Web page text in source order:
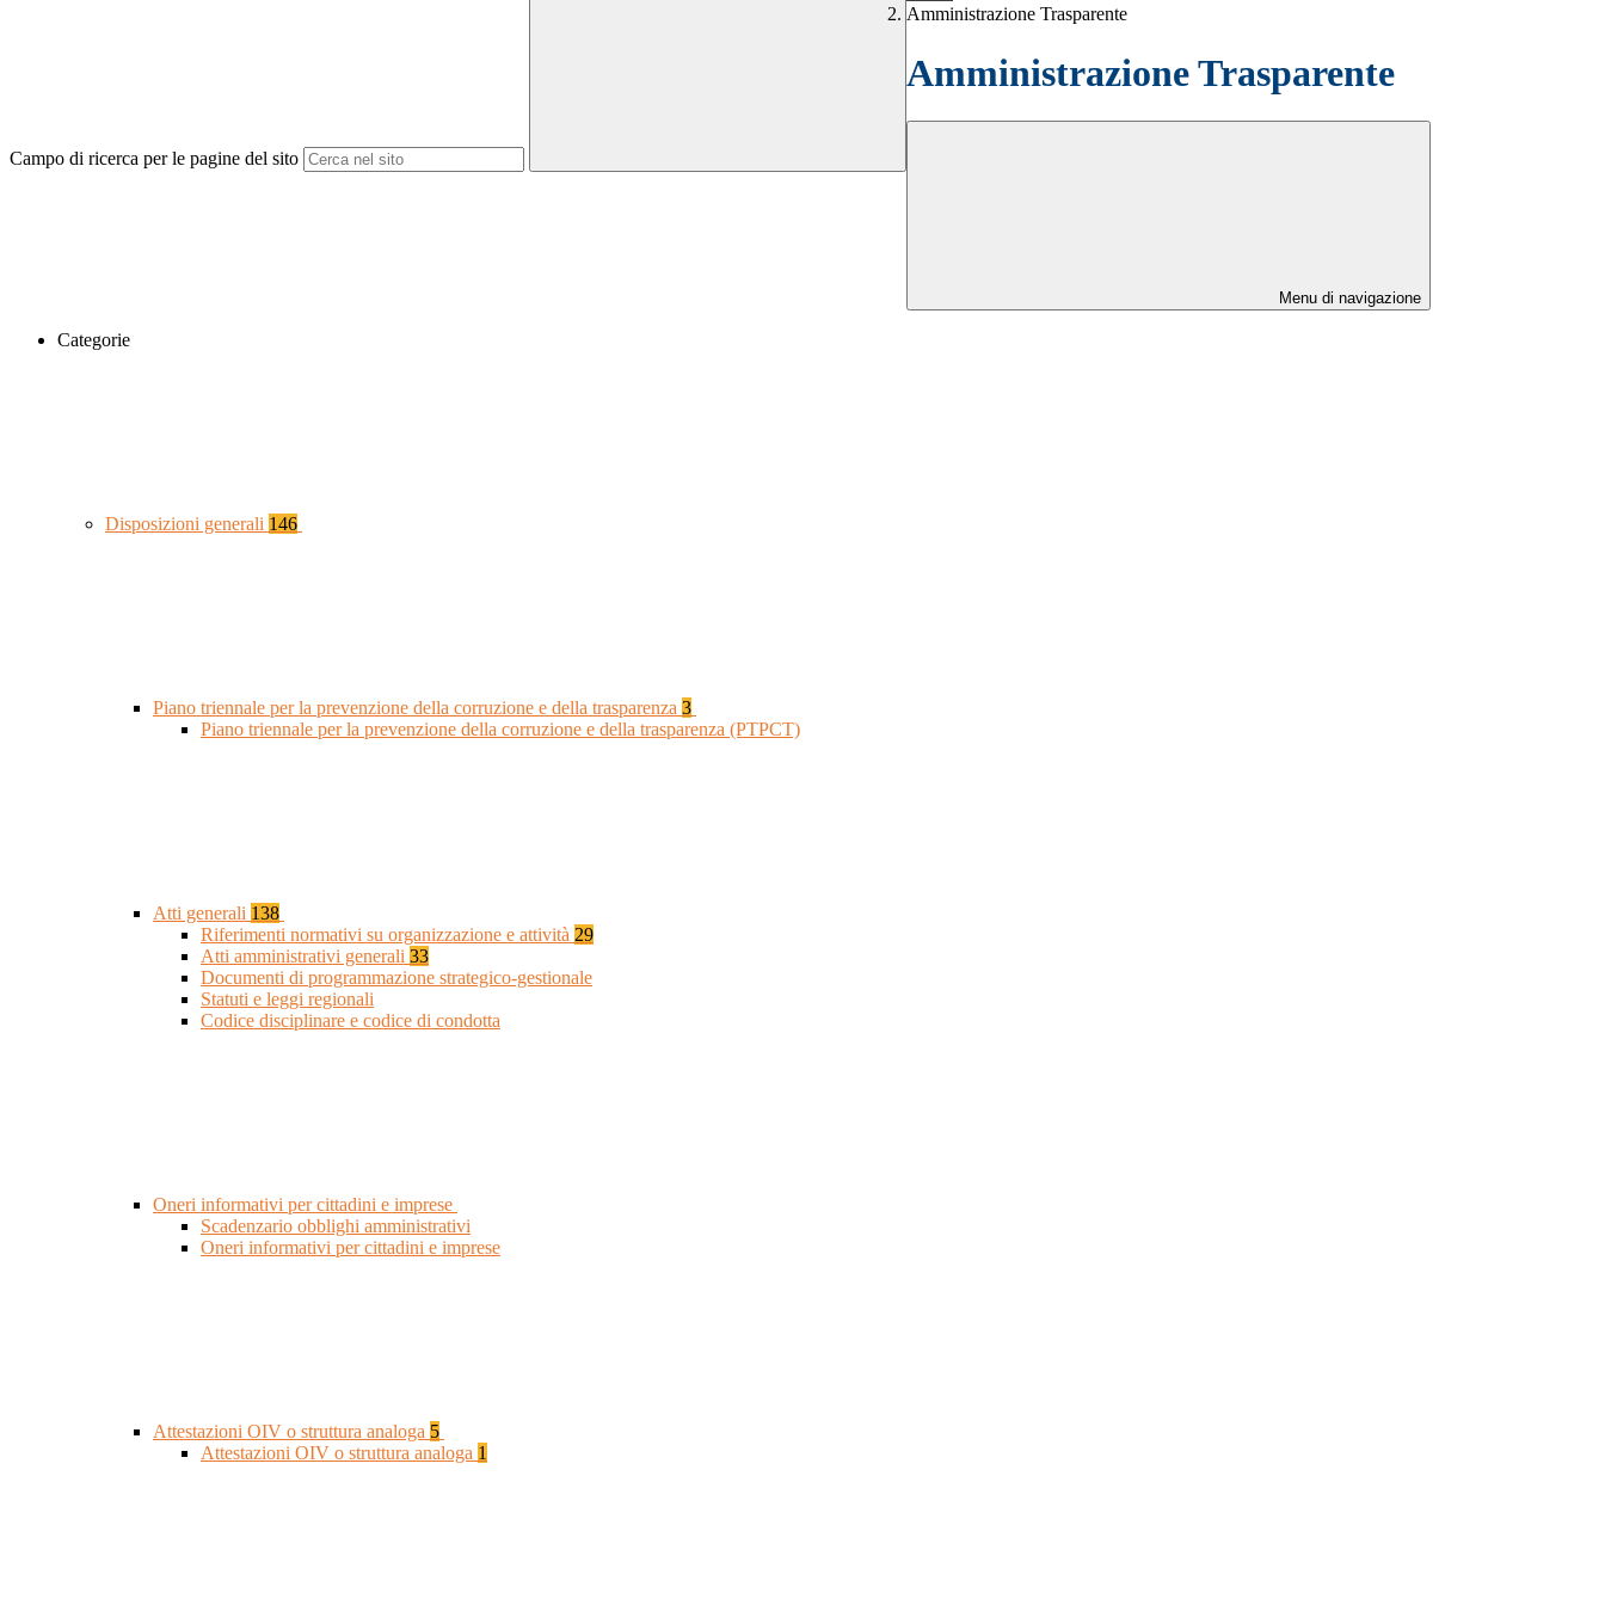
Campo di ricerca per le pagine del sito
Amministrazione Trasparente
Amministrazione Trasparente
Menu di navigazione
Categorie
Disposizioni generali 146
Piano triennale per la prevenzione della corruzione e della trasparenza 3
Piano triennale per la prevenzione della corruzione e della trasparenza (PTPCT)
Atti generali 138
Riferimenti normativi su organizzazione e attività 29
Atti amministrativi generali 33
Documenti di programmazione strategico-gestionale
Statuti e leggi regionali
Codice disciplinare e codice di condotta
Oneri informativi per cittadini e imprese
Scadenzario obblighi amministrativi
Oneri informativi per cittadini e imprese
Attestazioni OIV o struttura analoga 5
Attestazioni OIV o struttura analoga 1